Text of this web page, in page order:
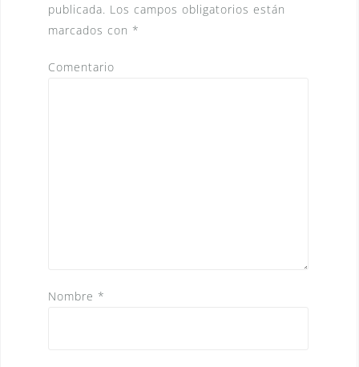
publicada. Los campos obligatorios están
marcados con *
Comentario
Nombre *